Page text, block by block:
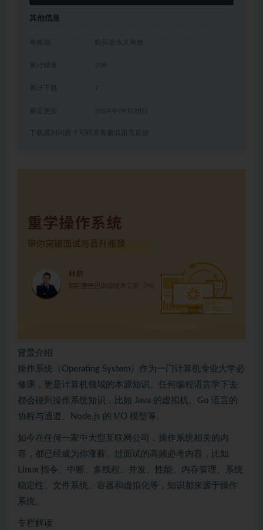
其他信息
有效期 购买后永久有效
累计销量 258
累计下载 7
2024年09月28日
下载遇到问题？可联系客服或留言反馈
背景介绍
操作系统（Operating System）作为一门计算机专业大学必
修课，更是计算机领域的本源知识。任何编程语言学下去
都会碰到操作系统知识，比如 Java 的虚拟机、Go 语言的
协程与通道、Node.js 的 I/O 模型等。
如今在任何一家中大型互联网公司，操作系统相关的内
容，都已经成为你涨薪、过面试的高频必考内容，比如
Linux 指令、中断、多线程、并发、性能、内存管理、系统
稳定性、文件系统、容器和虚拟化等，知识都来源于操作
系统。
专栏解读